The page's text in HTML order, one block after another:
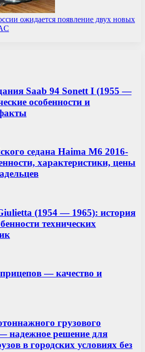
ожидается появление двух новых
Saab 94 Sonett I (1955 —
особенности и
седана Haima M6 2016-
характеристики, цены
(1954 — 1965): история
технических
— качество и
грузового
надежное решение для
в городских условиях без